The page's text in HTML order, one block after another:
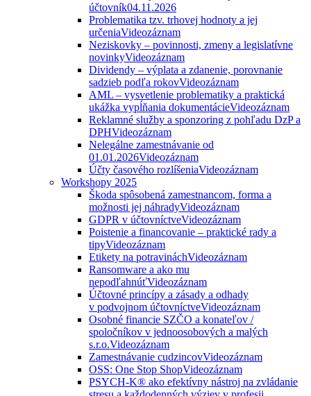
účtovník04.11.2026
Problematika tzv. trhovej hodnoty a jej
určeniaVideozáznam
Neziskovky – povinnosti, zmeny a legislatívne
novinkyVideozáznam
Dividendy – výplata a zdanenie, porovnanie
sadzieb podľa rokovVideozáznam
AML – vysvetlenie problematiky a praktická
ukážka vypĺňania dokumentácieVideozáznam
Reklamné služby a sponzoring z pohľadu DzP a
DPHVideozáznam
Nelegálne zamestnávanie od
01.01.2026Videozáznam
Účty časového rozlíšeniaVideozáznam
Workshopy 2025
Škoda spôsobená zamestnancom, forma a
možnosti jej náhradyVideozáznam
GDPR v účtovníctveVideozáznam
Poistenie a financovanie – praktické rady a
tipyVideozáznam
Etikety na potravináchVideozáznam
Ransomware a ako mu
nepodľahnúťVideozáznam
Účtovné princípy a zásady a odhady
v podvojnom účtovníctveVideozáznam
Osobné financie SZČO a konateľov /
spoločníkov v jednoosobových a malých
s.r.o.Videozáznam
Zamestnávanie cudzincovVideozáznam
OSS: One Stop ShopVideozáznam
PSYCH-K® ako efektívny nástroj na zvládanie